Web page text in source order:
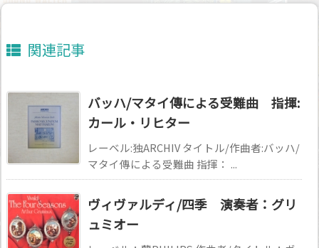
関連記事
バッハ/マタイ傳による受難曲 指揮:
カール・リヒター
レーベル:独ARCHIV タイトル/作曲者:バッハ/
マタイ傳による受難曲 指揮： ...
ヴィヴァルディ/四季 演奏者：グリ
ュミオー